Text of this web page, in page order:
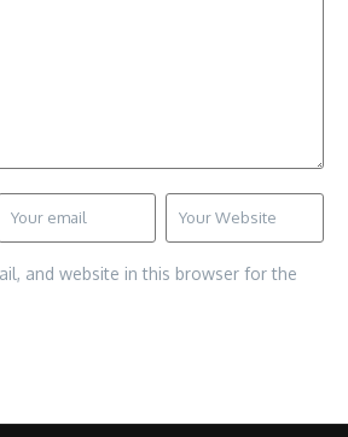
and website in this browser for the